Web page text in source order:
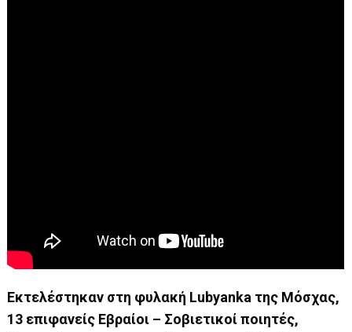
Εκτελέστηκαν στη φυλακή Lubyanka της Μόσχας,
13 επιφανείς Εβραίοι – Σοβιετικοί ποιητές,